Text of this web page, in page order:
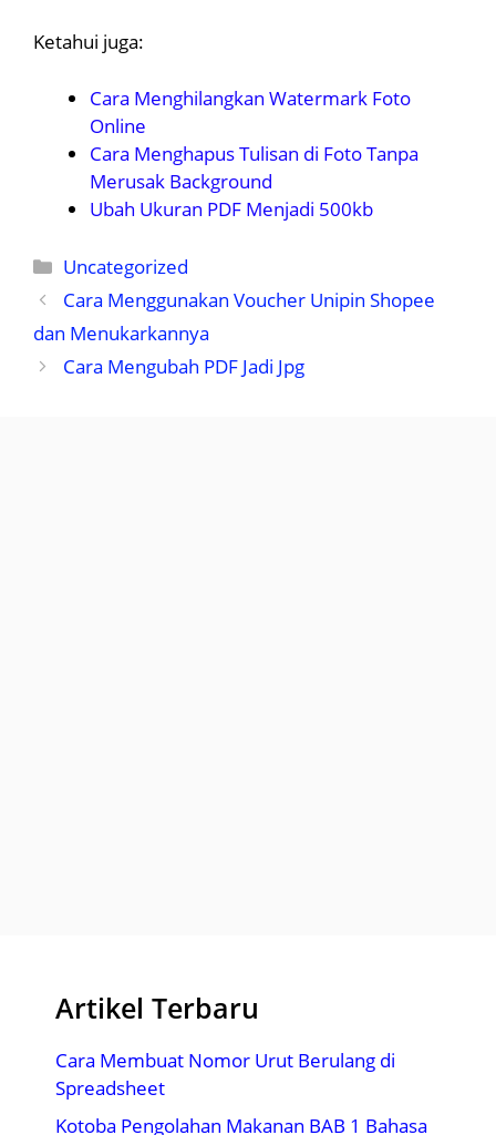
Ketahui juga:
Cara Menghilangkan Watermark Foto
Online
Cara Menghapus Tulisan di Foto Tanpa
Merusak Background
Ubah Ukuran PDF Menjadi 500kb
Kategori
Uncategorized
Cara Menggunakan Voucher Unipin Shopee
dan Menukarkannya
Cara Mengubah PDF Jadi Jpg
Artikel Terbaru
Cara Membuat Nomor Urut Berulang di
Spreadsheet
Kotoba Pengolahan Makanan BAB 1 Bahasa